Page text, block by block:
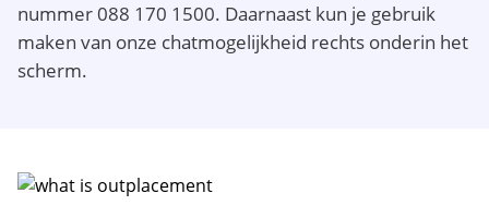
nummer 088 170 1500. Daarnaast kun je gebruik
maken van onze chatmogelijkheid rechts onderin het
scherm.